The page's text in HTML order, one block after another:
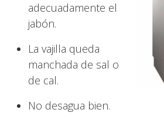
adecuadamente el
jabón.
La vajilla queda
manchada de sal o
de cal.
No desagua bien.